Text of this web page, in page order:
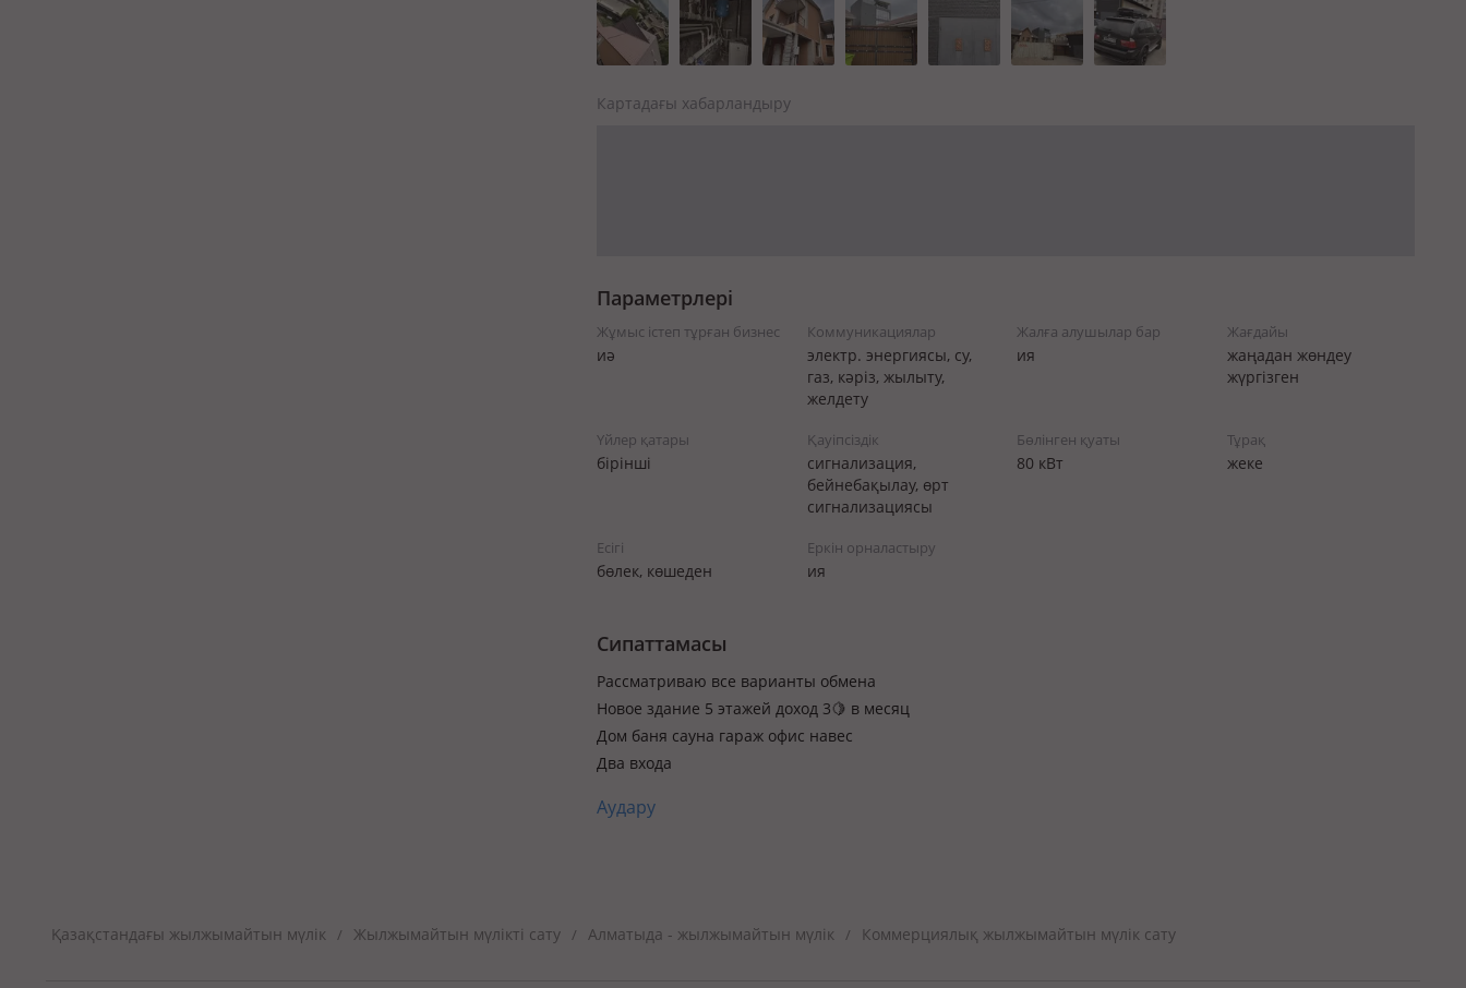
Картадағы хабарландыру
Параметрлері
Жұмыс істеп тұрған бизнес
иә
Коммуникациялар
электр. энергиясы, су,
газ, кәріз, жылыту,
желдету
Жалға алушылар бар
ия
Жағдайы
жаңадан жөндеу
жүргізген
Үйлер қатары
бірінші
Қауіпсіздік
сигнализация,
бейнебақылау, өрт
сигнализациясы
Бөлінген қуаты
80 кВт
Тұрақ
жеке
Есігі
бөлек, көшеден
Еркін орналастыру
ия
Сипаттамасы
Рассматриваю все варианты обмена
Новое здание 5 этажей доход 3🍋 в месяц
Дом баня сауна гараж офис навес
Два входа
Аудару
Қазақстандағы жылжымайтын мүлік / Жылжымайтын мүлікті сату / Алматыда - жылжымайтын мүлік / Коммерциялық жылжымайтын мүлік сату